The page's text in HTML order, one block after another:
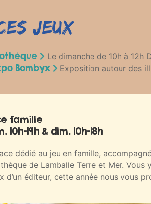
jeux
Le dimanche de 10h à 12h
Bombyx Exposition autour des
famille
10h-19h & dim. 10h-18h
dédié au jeu en famille,
de Lamballe Terre et Mer. Vous
d’un éditeur, cette année nous vous